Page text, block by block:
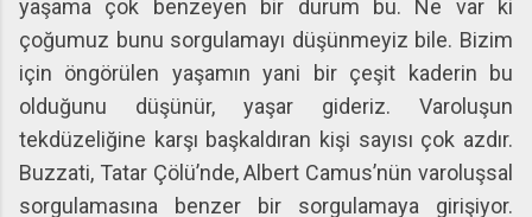
yaşama çok benzeyen bir durum bu. Ne var ki
çoğumuz bunu sorgulamayı düşünmeyiz bile. Bizim
için öngörülen yaşamın yani bir çeşit kaderin bu
olduğunu düşünür, yaşar gideriz. Varoluşun
tekdüzeliğine karşı başkaldıran kişi sayısı çok azdır.
Buzzati, Tatar Çölü’nde, Albert Camus’nün varoluşsal
sorgulamasına benzer bir sorgulamaya girişiyor.